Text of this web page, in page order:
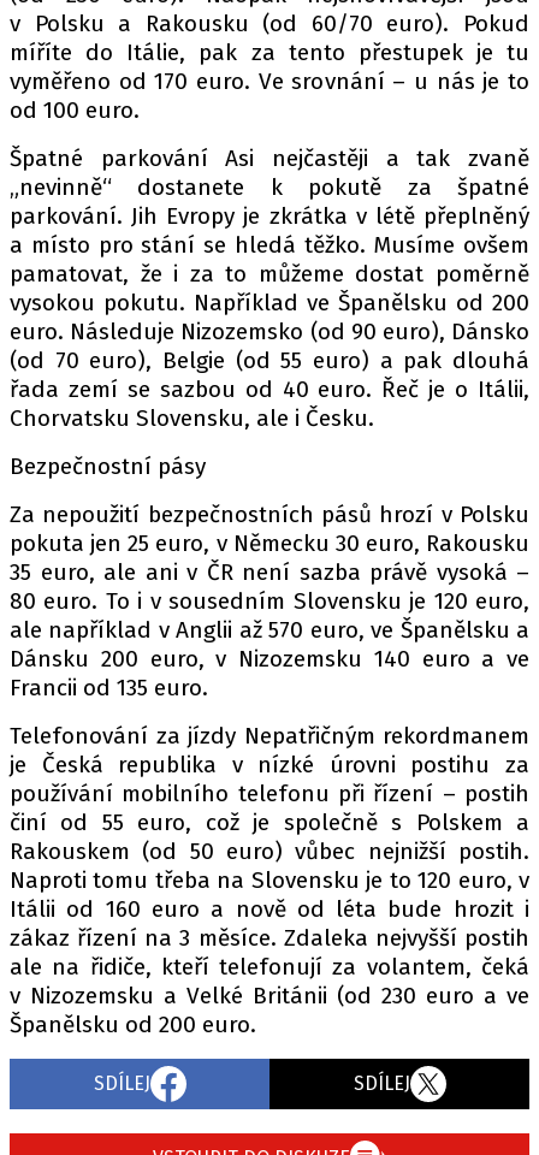
v Polsku a Rakousku (od 60/70 euro). Pokud
míříte do Itálie, pak za tento přestupek je tu
vyměřeno od 170 euro. Ve srovnání – u nás je to
od 100 euro.
Špatné parkování Asi nejčastěji a tak zvaně
„nevinně“ dostanete k pokutě za špatné
parkování. Jih Evropy je zkrátka v létě přeplněný
a místo pro stání se hledá těžko. Musíme ovšem
pamatovat, že i za to můžeme dostat poměrně
vysokou pokutu. Například ve Španělsku od 200
euro. Následuje Nizozemsko (od 90 euro), Dánsko
(od 70 euro), Belgie (od 55 euro) a pak dlouhá
řada zemí se sazbou od 40 euro. Řeč je o Itálii,
Chorvatsku Slovensku, ale i Česku.
Bezpečnostní pásy
Za nepoužití bezpečnostních pásů hrozí v Polsku
pokuta jen 25 euro, v Německu 30 euro, Rakousku
35 euro, ale ani v ČR není sazba právě vysoká –
80 euro. To i v sousedním Slovensku je 120 euro,
ale například v Anglii až 570 euro, ve Španělsku a
Dánsku 200 euro, v Nizozemsku 140 euro a ve
Francii od 135 euro.
Telefonování za jízdy Nepatřičným rekordmanem
je Česká republika v nízké úrovni postihu za
používání mobilního telefonu při řízení – postih
činí od 55 euro, což je společně s Polskem a
Rakouskem (od 50 euro) vůbec nejnižší postih.
Naproti tomu třeba na Slovensku je to 120 euro, v
Itálii od 160 euro a nově od léta bude hrozit i
zákaz řízení na 3 měsíce. Zdaleka nejvyšší postih
ale na řidiče, kteří telefonují za volantem, čeká
v Nizozemsku a Velké Británii (od 230 euro a ve
Španělsku od 200 euro.
SDÍLEJ SDÍLEJ